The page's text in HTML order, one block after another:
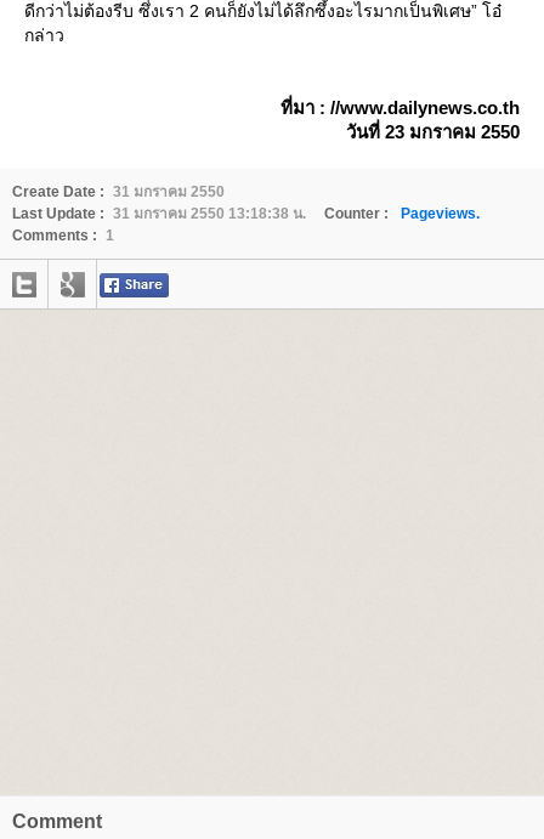
ดีกว่าไม่ต้องรีบ ซึ่งเรา 2 คนก็ยังไม่ได้ลึกซึ้งอะไรมากเป็นพิเศษ” โอ๋
กล่าว
ที่มา : //www.dailynews.co.th
วันที่ 23 มกราคม 2550
Create Date : 31 มกราคม 2550
Last Update : 31 มกราคม 2550 13:18:38 น. Counter :
Pageviews.
Comments : 1
Comment